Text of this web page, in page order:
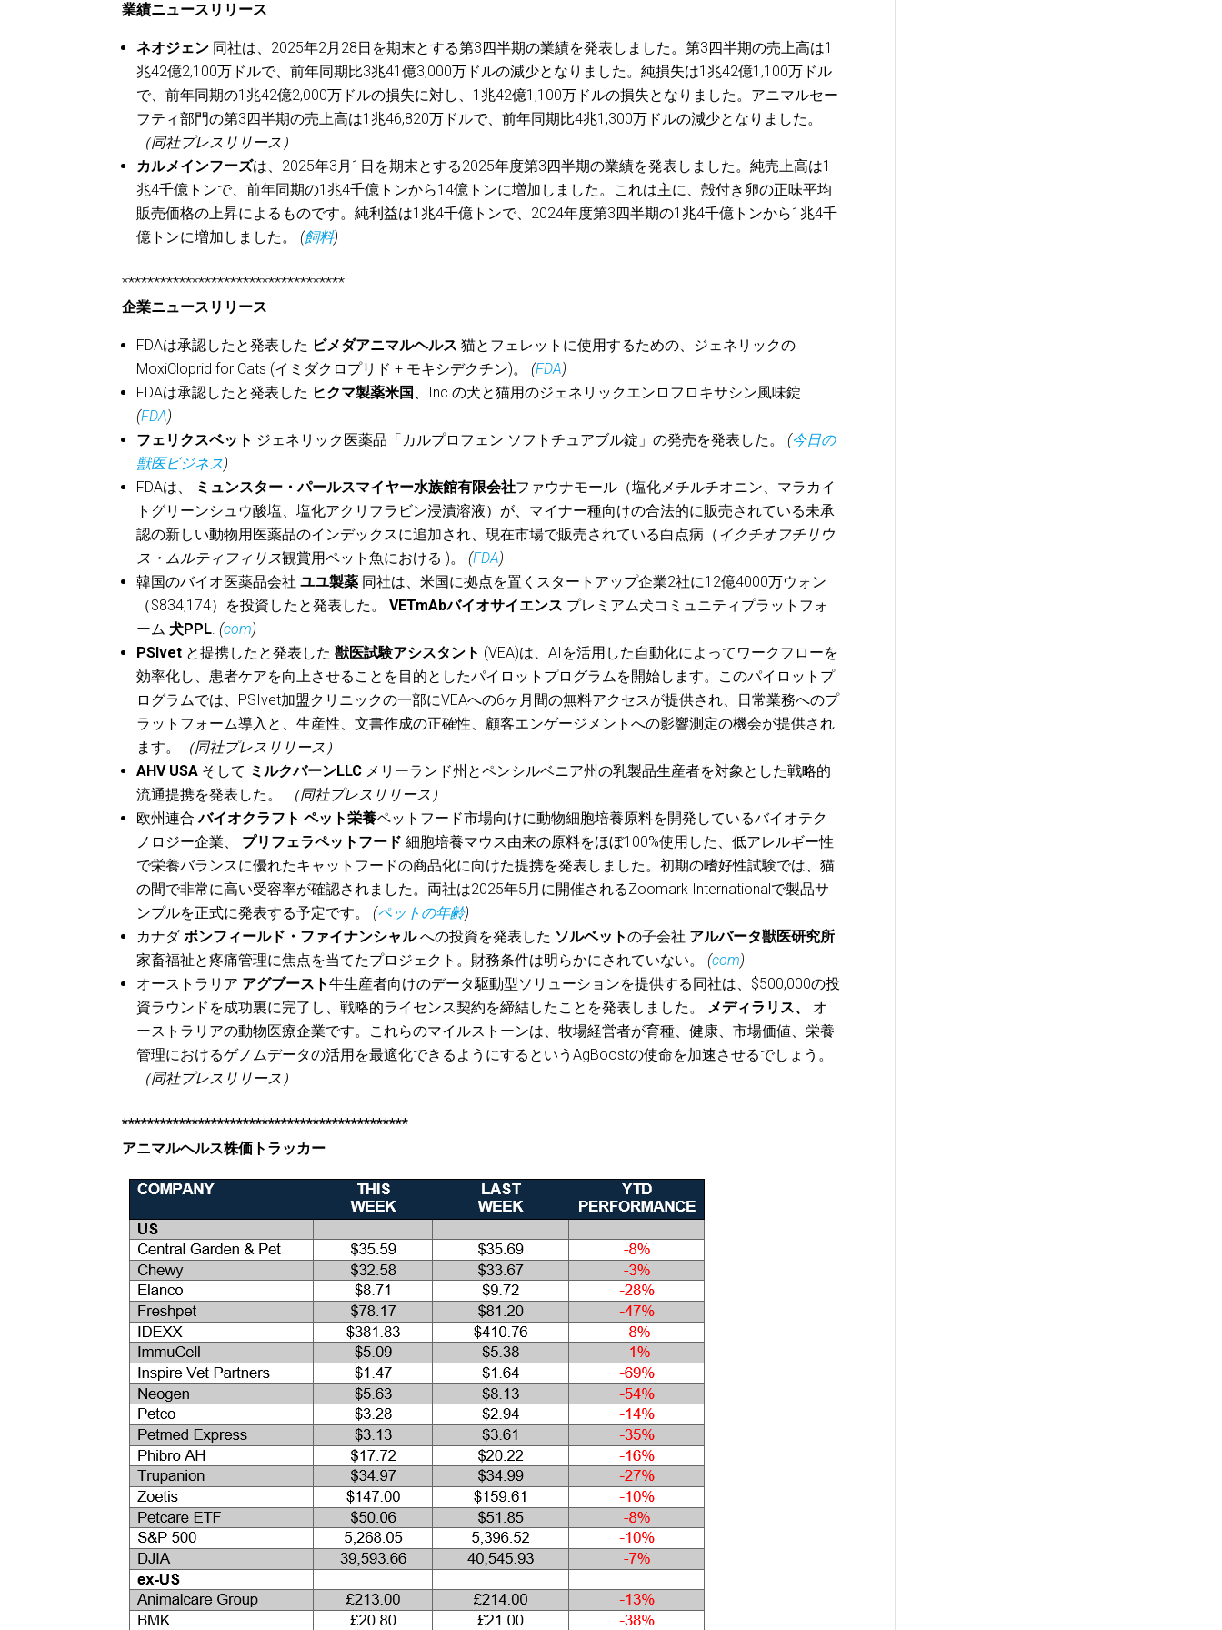
業績ニュースリリース
ネオジェン 同社は、2025年2月28日を期末とする第3四半期の業績を発表しました。第3四半期の売上高は1
兆42億2,100万ドルで、前年同期比3兆41億3,000万ドルの減少となりました。純損失は1兆42億1,100万ドル
で、前年同期の1兆42億2,000万ドルの損失に対し、1兆42億1,100万ドルの損失となりました。アニマルセー
フティ部門の第3四半期の売上高は1兆46,820万ドルで、前年同期比4兆1,300万ドルの減少となりました。
（同社プレスリリース）
カルメインフーズは、2025年3月1日を期末とする2025年度第3四半期の業績を発表しました。純売上高は1
兆4千億トンで、前年同期の1兆4千億トンから14億トンに増加しました。これは主に、殻付き卵の正味平均
販売価格の上昇によるものです。純利益は1兆4千億トンで、2024年度第3四半期の1兆4千億トンから1兆4千
億トンに増加しました。
(飼料)
***********************************
企業ニュースリリース
FDAは承認したと発表した ビメダアニマルヘルス猫とフェレットに使用するための、ジェネリックの
MoxiCloprid for Cats (イミダクロプリド + モキシデクチン)。 (FDA)
FDAは承認したと発表した ヒクマ製薬米国 、Inc.の犬と猫用のジェネリックエンロフロキサシン風味錠
(FDA)
フェリクスベット ジェネリック医薬品「カルプロフェン ソフトチュアブル錠」の発売を発表した。 (今日の
獣医ビジネス)
FDAは、
ミュンスター・パールスマイヤー水族館有限会社ファウナモール（塩化メチルチオニン、マラカイ
トグリーンシュウ酸塩、塩化アクリフラビン浸漬溶液）が、マイナー種向けの合法的に販売されている未承
認の新しい動物用医薬品のインデックスに追加され、現在市場で販売されている白点病（ イクチオフチリウ
ス・ムルティフィリス観賞用ペット魚における )。 (FDA)
韓国のバイオ医薬品会社ユユ製薬 同社は、米国に拠点を置くスタートアップ企業2社に12億4000万ウォン
（$834,174）を投資したと発表した。VETmAbバイオサイエンス プレミアム犬コミュニティプラットフォ
ーム 犬PPL (com)
PSIvet と提携したと発表した獣医試験アシスタント (VEA)は、AIを活用した自動化によってワークフローを
効率化し、患者ケアを向上させることを目的としたパイロットプログラムを開始します。このパイロットプ
ログラムでは、PSIvet加盟クリニックの一部にVEAへの6ヶ月間の無料アクセスが提供され、日常業務へのプ
ラットフォーム導入と、生産性、文書作成の正確性、顧客エンゲージメントへの影響測定の機会が提供され
ます。
（同社プレスリリース）
AHV USA そして ミルクバーンLLC メリーランド州とペンシルベニア州の乳製品生産者を対象とした戦略的
流通提携を発表した。
（同社プレスリリース）
欧州連合バイオクラフト ペット栄養ペットフード市場向けに動物細胞培養原料を開発しているバイオテク
ノロジー企業、 プリフェラペットフード細胞培養マウス由来の原料をほぼ100%使用した、低アレルギー性
で栄養バランスに優れたキャットフードの商品化に向けた提携を発表しました。初期の嗜好性試験では、猫
の間で非常に高い受容率が確認されました。両社は2025年5月に開催されるZoomark Internationalで製品サ
ンプルを正式に発表する予定です。
(ペットの年齢)
カナダボンフィールド・ファイナンシャルへの投資を発表した ソルベットの子会社 アルバータ獣医研究所
家畜福祉と疼痛管理に焦点を当てたプロジェクト。財務条件は明らかにされていない。
(com)
オーストラリア アグブースト牛生産者向けのデータ駆動型ソリューションを提供する同社は、$500,000の投
資ラウンドを成功裏に完了し、戦略的ライセンス契約を締結したことを発表しました。
メディラリス、
オ
ーストラリアの動物医療企業です。これらのマイルストーンは、牧場経営者が育種、健康、市場価値、栄養
管理におけるゲノムデータの活用を最適化できるようにするというAgBoostの使命を加速させるでしょう。
（同社プレスリリース）
*********************************************
アニマルヘルス株価トラッカー